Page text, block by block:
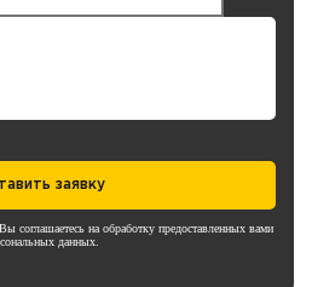
соглашаетесь на обработку предоставленных вами
данных.
заявку